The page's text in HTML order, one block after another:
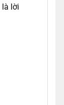
là lời